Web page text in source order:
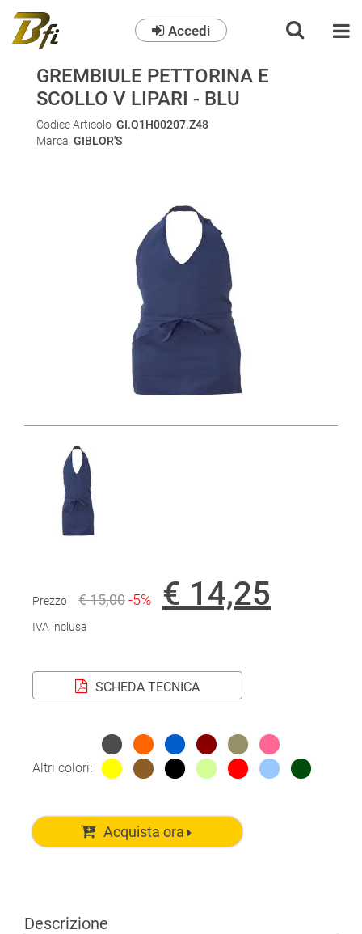
Accedi
GREMBIULE PETTORINA E
SCOLLO V LIPARI - BLU
Codice Articolo GI.Q1H00207.Z48
Marca GIBLOR'S
Prezzo € 15,00-5% € 14,25
IVA inclusa
SCHEDA TECNICA
Altri colori:
Acquista ora
Descrizione